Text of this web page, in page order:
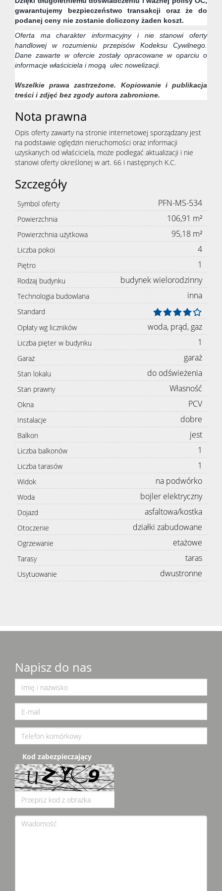
gwarantujemy bezpieczeństwo transakcji oraz że do
podanej ceny nie zostanie doliczony żaden koszt.
Oferta ma charakter informacyjny i nie stanowi oferty
handlowej w rozumieniu przepisów Kodeksu Cywilnego.
Dane zawarte w ofercie zostały opracowane w oparciu o
informacje właściciela i mogą ulec nowelizacji.
Wszelkie prawa zastrzeżone. Kopiowanie i publikacja
treści i zdjęć bez zgody autora zabronione.
Nota prawna
Opis oferty zawarty na stronie internetowej sporządzany jest
na podstawie oględzin nieruchomości oraz informacji
uzyskanych od właściciela, może podlegać aktualizacji i nie
stanowi oferty określonej w art. 66 i następnych K.C.
Szczegóły
Symbol oferty PFN-MS-534
Powierzchnia 106,91 m²
Powierzchnia użytkowa 95,18 m²
Liczba pokoi 4
Piętro 1
Rodzaj budynku budynek wielorodzinny
Technologia budowlana inna
Standard
Opłaty wg liczników
woda, prąd, gaz
Liczba pięter w budynku 1
Garaż garaż
Stan lokalu do odświeżenia
Stan prawny Własność
Okna PCV
Instalacje dobre
Balkon jest
Liczba balkonów 1
Liczba tarasów 1
Widok na podwórko
Woda bojler elektryczny
Dojazd asfaltowa/kostka
Otoczenie działki zabudowane
Ogrzewanie etażowe
Tarasy taras
Usytuowanie dwustronne
Napisz do nas
Kod zabezpieczający